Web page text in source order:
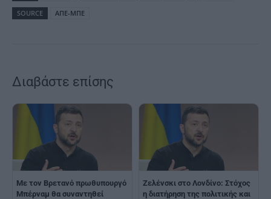
SOURCE
ΑΠΕ-ΜΠΕ
Διαβάστε επίσης
Με τον Βρετανό πρωθυπουργό
Μπέρναμ θα συναντηθεί
Ζελένσκι στο Λονδίνο: Στόχος
η διατήρηση της πολιτικής και